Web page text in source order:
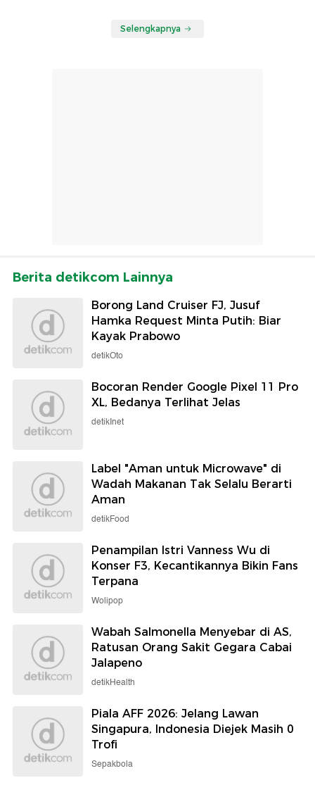
Selengkapnya
Berita detikcom Lainnya
Borong Land Cruiser FJ, Jusuf
Hamka Request Minta Putih: Biar
Kayak Prabowo
detikOto
Bocoran Render Google Pixel 11 Pro
XL, Bedanya Terlihat Jelas
detikInet
Label "Aman untuk Microwave" di
Wadah Makanan Tak Selalu Berarti
Aman
detikFood
Penampilan Istri Vanness Wu di
Konser F3, Kecantikannya Bikin Fans
Terpana
Wolipop
Wabah Salmonella Menyebar di AS,
Ratusan Orang Sakit Gegara Cabai
Jalapeno
detikHealth
Piala AFF 2026: Jelang Lawan
Singapura, Indonesia Diejek Masih 0
Trofi
Sepakbola